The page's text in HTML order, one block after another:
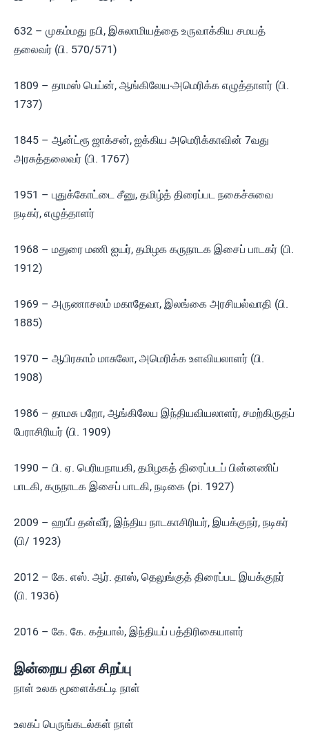
632 – முகம்மது நபி, இசுலாமியத்தை உருவாக்கிய சமயத்
தலைவர் (பி. 570/571)
1809 – தாமஸ் பெய்ன், ஆங்கிலேய-அமெரிக்க எழுத்தாளர் (பி.
1737)
1845 – ஆன்ட்ரூ ஜாக்சன், ஐக்கிய அமெரிக்காவின் 7வது
அரசுத்தலைவர் (பி. 1767)
1951 – புதுக்கோட்டை சீனு, தமிழ்த் திரைப்பட நகைச்சுவை
நடிகர், எழுத்தாளர்
1968 – மதுரை மணி ஐயர், தமிழக கருநாடக இசைப் பாடகர் (பி.
1912)
1969 – அருணாசலம் மகாதேவா, இலங்கை அரசியல்வாதி (பி.
1885)
1970 – ஆபிரகாம் மாசுலோ, அமெரிக்க உளவியலாளர் (பி.
1908)
1986 – தாமசு பறோ, ஆங்கிலேய இந்தியவியலாளர், சமற்கிருதப்
பேராசிரியர் (பி. 1909)
1990 – பி. ஏ. பெரியநாயகி, தமிழகத் திரைப்படப் பின்னணிப்
பாடகி, கருநாடக இசைப் பாடகி, நடிகை (pi. 1927)
2009 – ஹபீப் தன்வீர், இந்திய நாடகாசிரியர், இயக்குநர், நடிகர்
(பி/ 1923)
2012 – கே. எஸ். ஆர். தாஸ், தெலுங்குத் திரைப்பட இயக்குநர்
(பி. 1936)
2016 – கே. கே. கத்யால், இந்தியப் பத்திரிகையாளர்
இன்றைய தின சிறப்பு
நாள் உலக மூளைக்கட்டி நாள்
உலகப் பெருங்கடல்கள் நாள்